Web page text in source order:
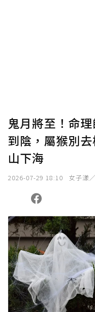
您當前剩餘 U 利
鬼月將至！命
到陰，屬猴別
山下海
2026-07-29 18:10 女子漾